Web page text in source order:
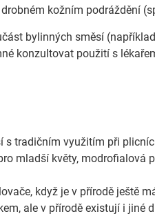
kožním podráždění
bylinných směsí
konzultovat použití s
s tradičním využitím při
mladší květy, modrofialová
když je v přírodě ještě
ale v přírodě existují i jiné